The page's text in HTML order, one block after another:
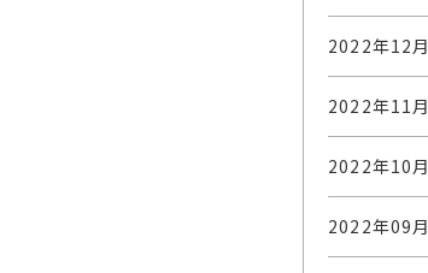
2022年12月
2022年11月
2022年10月
2022年09月